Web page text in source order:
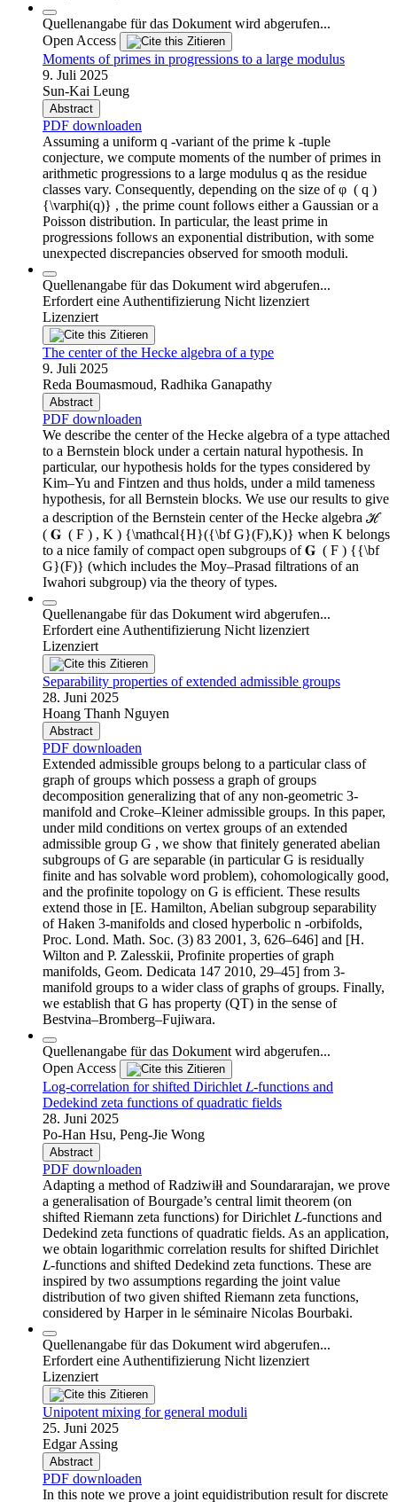
Quellenangabe für das Dokument wird abgerufen...
Open Access
Zitieren
Moments of primes in progressions to a large modulus
9. Juli 2025
Sun-Kai Leung
Abstract
PDF downloaden
Assuming a uniform q -variant of the prime k -tuple
conjecture, we compute moments of the number of primes in
arithmetic progressions to a large modulus q as the residue
classes vary. Consequently, depending on the size of φ ⁢ ( q )
{\varphi(q)} , the prime count follows either a Gaussian or a
Poisson distribution. In particular, the least prime in
progressions follows an exponential distribution, with some
unexpected discrepancies observed for smooth moduli.
Quellenangabe für das Dokument wird abgerufen...
Erfordert eine Authentifizierung Nicht lizenziert
Lizenziert
Zitieren
The center of the Hecke algebra of a type
9. Juli 2025
Reda Boumasmoud, Radhika Ganapathy
Abstract
PDF downloaden
We describe the center of the Hecke algebra of a type attached
to a Bernstein block under a certain natural hypothesis. In
particular, our hypothesis holds for the types considered by
Kim–Yu and Fintzen and thus holds, under a mild tameness
hypothesis, for all Bernstein blocks. We use our results to give
a description of the Bernstein center of the Hecke algebra ℋ ⁢
( 𝐆 ⁢ ( F ) , K ) {\mathcal{H}({\bf G}(F),K)} when K belongs
to a nice family of compact open subgroups of 𝐆 ⁢ ( F ) {{\bf
G}(F)} (which includes the Moy–Prasad filtrations of an
Iwahori subgroup) via the theory of types.
Quellenangabe für das Dokument wird abgerufen...
Erfordert eine Authentifizierung Nicht lizenziert
Lizenziert
Zitieren
Separability properties of extended admissible groups
28. Juni 2025
Hoang Thanh Nguyen
Abstract
PDF downloaden
Extended admissible groups belong to a particular class of
graph of groups which possess a graph of groups
decomposition generalizing that of any non-geometric 3-
manifold and Croke–Kleiner admissible groups. In this paper,
under mild conditions on vertex groups of an extended
admissible group G , we show that finitely generated abelian
subgroups of G are separable (in particular G is residually
finite and has solvable word problem), cohomologically good,
and the profinite topology on G is efficient. These results
extend those in [E. Hamilton, Abelian subgroup separability
of Haken 3-manifolds and closed hyperbolic n -orbifolds,
Proc. Lond. Math. Soc. (3) 83 2001, 3, 626–646] and [H.
Wilton and P. Zalesskii, Profinite properties of graph
manifolds, Geom. Dedicata 147 2010, 29–45] from 3-
manifold groups to a wider class of graphs of groups. Finally,
we establish that G has property (QT) in the sense of
Bestvina–Bromberg–Fujiwara.
Quellenangabe für das Dokument wird abgerufen...
Open Access
Zitieren
Log-correlation for shifted Dirichlet 𝐿-functions and
Dedekind zeta functions of quadratic fields
28. Juni 2025
Po-Han Hsu, Peng-Jie Wong
Abstract
PDF downloaden
Adapting a method of Radziwiłł and Soundararajan, we prove
a generalisation of Bourgade’s central limit theorem (on
shifted Riemann zeta functions) for Dirichlet 𝐿-functions and
Dedekind zeta functions of quadratic fields. As an application,
we obtain logarithmic correlation results for shifted Dirichlet
𝐿-functions and shifted Dedekind zeta functions. These are
inspired by two assumptions regarding the joint value
distribution of two given shifted Riemann zeta functions,
considered by Harper in le séminaire Nicolas Bourbaki.
Quellenangabe für das Dokument wird abgerufen...
Erfordert eine Authentifizierung Nicht lizenziert
Lizenziert
Zitieren
Unipotent mixing for general moduli
25. Juni 2025
Edgar Assing
Abstract
PDF downloaden
In this note we prove a joint equidistribution result for discrete